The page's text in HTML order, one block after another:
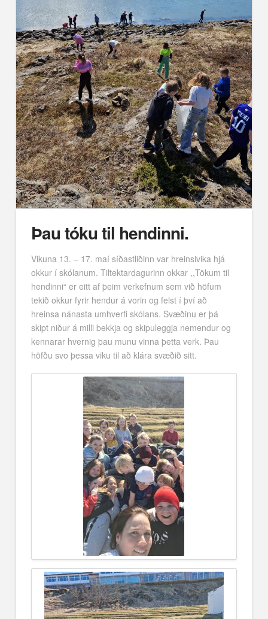
Þau tóku til hendinni.
Vikuna 13. – 17. maí síðastliðinn var hreinsivika hjá
okkur í skólanum. Tiltektardagurinn okkar ,,Tökum til
hendinni“ er eitt af þeim verkefnum sem við höfum
tekið okkur fyrir hendur á vorin og felst í því að
hreinsa nánasta umhverfi skólans. Svæðinu er þá
skipt niður á milli bekkja og skipuleggja nemendur og
kennarar hvernig þau munu vinna þetta verk. Þau
höfðu svo þessa viku til að klára svæðið sitt.